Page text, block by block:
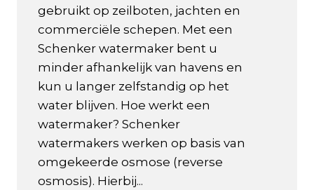
gebruikt op zeilboten, jachten en
commerciële schepen. Met een
Schenker watermaker bent u
minder afhankelijk van havens en
kun u langer zelfstandig op het
water blijven. Hoe werkt een
watermaker? Schenker
watermakers werken op basis van
omgekeerde osmose (reverse
osmosis). Hierbij...